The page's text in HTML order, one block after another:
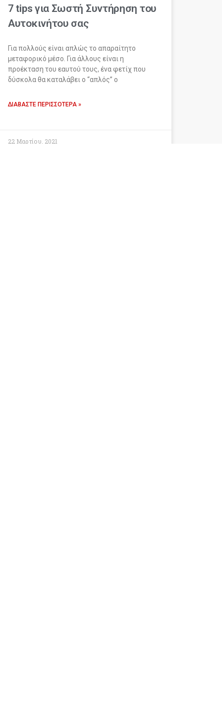
7 tips για Σωστή Συντήρηση του
Αυτοκινήτου σας
Για πολλούς είναι απλώς το απαραίτητο
μεταφορικό μέσο. Για άλλους είναι η
προέκταση του εαυτού τους, ένα φετίχ που
δύσκολα θα καταλάβει ο “απλός” ο
ΔΙΑΒΆΣΤΕ ΠΕΡΙΣΣΌΤΕΡΑ »
22 Μαρτίου, 2021